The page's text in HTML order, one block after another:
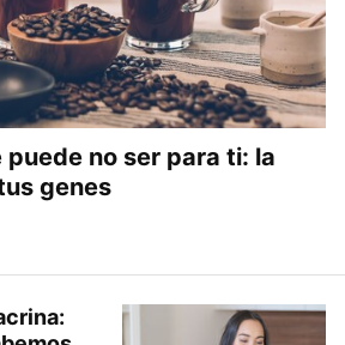
puede no ser para ti: la
genes